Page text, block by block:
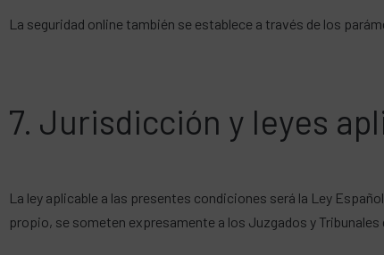
La seguridad online también se establece a través de los
7. Jurisdicción y leyes
La ley aplicable a las presentes condiciones será la Ley
propio, se someten expresamente a los Juzgados y Tribunales